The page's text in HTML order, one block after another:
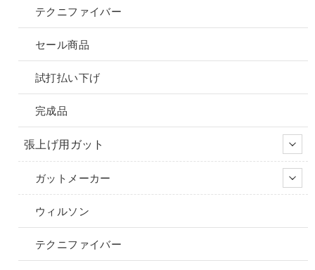
テクニファイバー
セール商品
試打払い下げ
完成品
張上げ用ガット
ガットメーカー
ウィルソン
テクニファイバー